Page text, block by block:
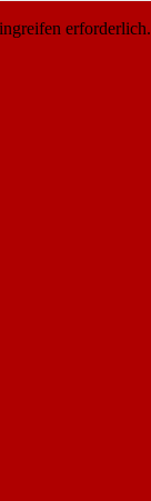
erforderlich.